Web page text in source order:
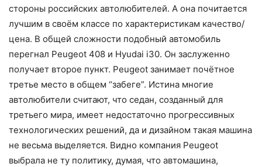
стороны российских автолюбителей. А она почитается
лучшим в своём классе по характеристикам качество/
цена. В общей сложности подобный автомобиль
перегнал Peugeot 408 и Hyudai i30. Он заслуженно
получает второе пункт. Peugeot занимает почётное
третье место в общем “забеге”. Истина многие
автолюбители считают, что седан, созданный для
третьего мира, имеет недостаточно прогрессивных
технологических решений, да и дизайном такая машина
не весьма выделяется. Видно компания Peugeot
выбрала не ту политику, думая, что автомашина,